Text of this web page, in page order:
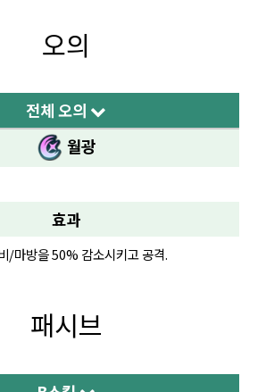
오의
전체 오의
월광
효과
/마방을 50% 감소시키고 공격.
패시브